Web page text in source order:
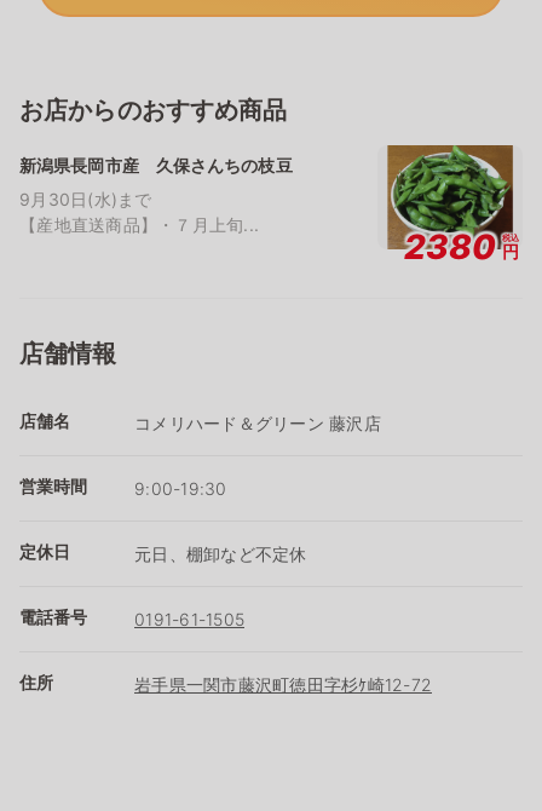
お店からのおすすめ商品
新潟県長岡市産 久保さんちの枝豆
9月30日(水)まで
【産地直送商品】・７月上旬...
2380 税込
円
店舗情報
店舗名 コメリハード＆グリーン 藤沢店
営業時間 9:00-19:30
定休日 元日、棚卸など不定休
電話番号 0191-61-1505
住所 岩手県一関市藤沢町徳田字杉ｹ崎12-72